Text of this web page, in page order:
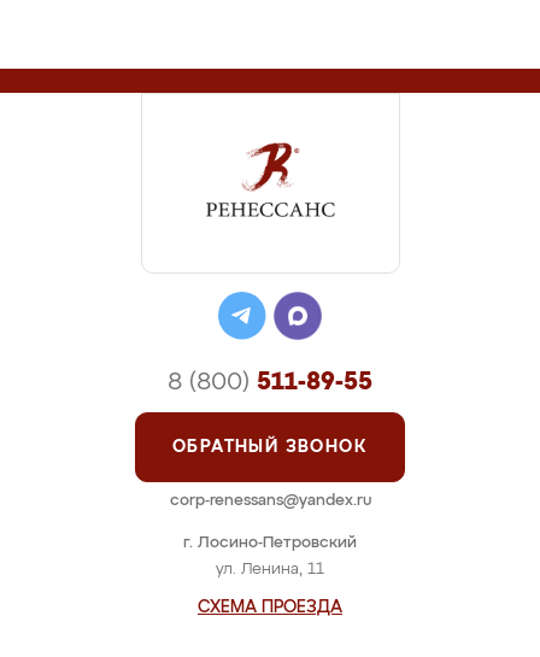
г. Лосино-Петровский
ул. Ленина, 11
СХЕМА ПРОЕЗДА
8 (800) 511-89-55
ОБРАТНЫЙ ЗВОНОК
corp-renessans@yandex.ru